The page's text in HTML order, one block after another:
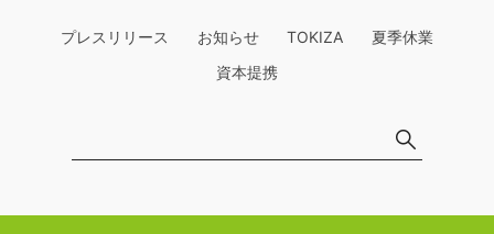
プレスリリース お知らせ TOKIZA
夏季休業
資本提携